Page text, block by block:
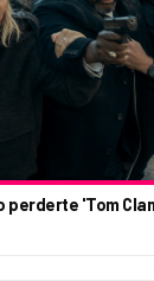
perderte 'Tom